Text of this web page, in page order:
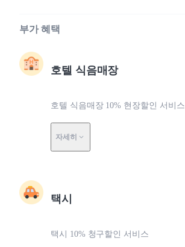
부가 혜택
호텔 식음매장
호텔 식음매장 10% 현장할인 서비스
자세히
택시
택시 10% 청구할인 서비스